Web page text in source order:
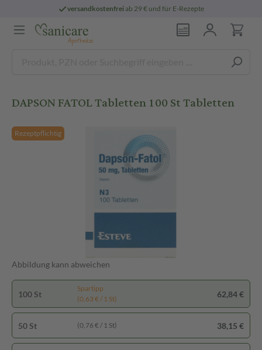
versandkostenfreiab 29 € und für E-Rezepte
DAPSON FATOL Tabletten 100 St Tabletten
Rezeptpflichtig
Abbildung kann abweichen
100 St
Spartipp
(0,63 € / 1 St)
62,84 €
50 St (0,76 € / 1 St) 38,15 €